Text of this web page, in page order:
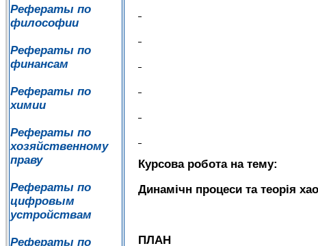
Рефераты по
философии
Рефераты по
финансам
Рефераты по
химии
Рефераты по
хозяйственному
праву
Рефераты по
цифровым
устройствам
Рефераты по
Курсова робота на тему:
Динамічн процеси та теорія
ПЛАН